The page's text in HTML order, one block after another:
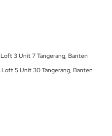
3 Unit 7 Tangerang, Banten
5 Unit 30 Tangerang, Banten